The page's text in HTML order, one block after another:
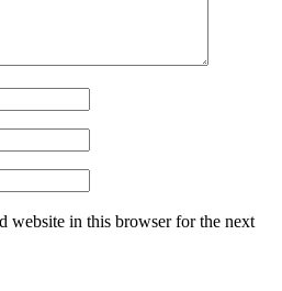
website in this browser for the next